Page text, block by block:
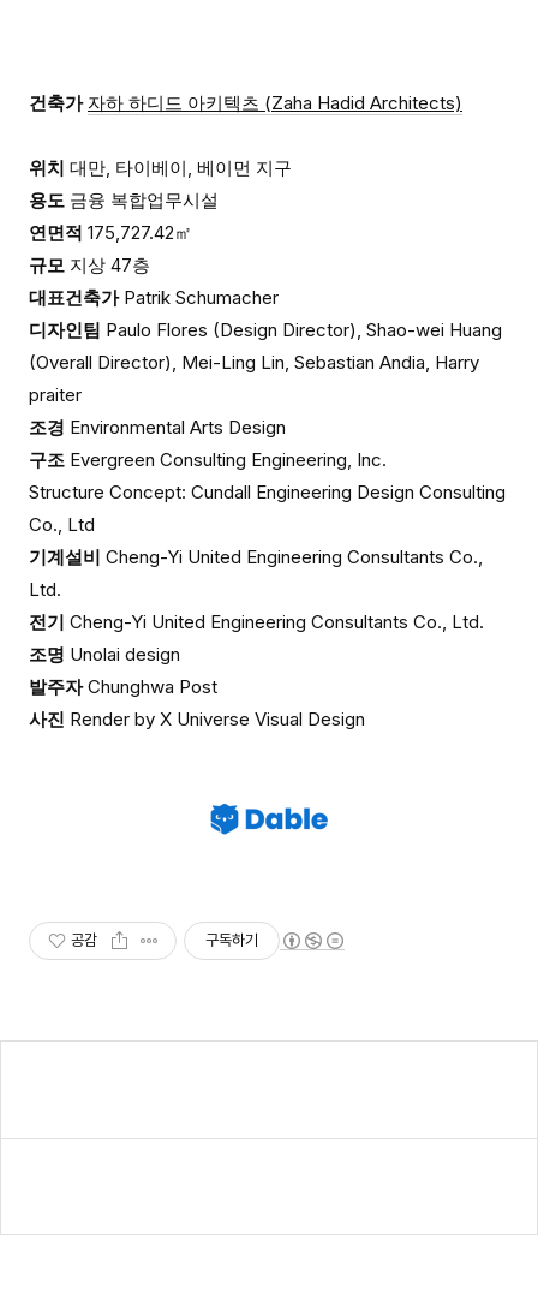
건축가 자하 하디드 아키텍츠 (Zaha Hadid Architects)
위치 대만, 타이베이, 베이먼 지구
용도 금융 복합업무시설
연면적 175,727.42㎡
규모 지상 47층
대표건축가 Patrik Schumacher
디자인팀 Paulo Flores (Design Director), Shao-wei Huang
(Overall Director), Mei-Ling Lin, Sebastian Andia, Harry
praiter
조경 Environmental Arts Design
구조 Evergreen Consulting Engineering, Inc.
Structure Concept: Cundall Engineering Design Consulting
Co., Ltd
기계설비 Cheng-Yi United Engineering Consultants Co.,
Ltd.
전기 Cheng-Yi United Engineering Consultants Co., Ltd.
조명 Unolai design
발주자Chunghwa Post
사진 Render by X Universe Visual Design
공감 구독하기